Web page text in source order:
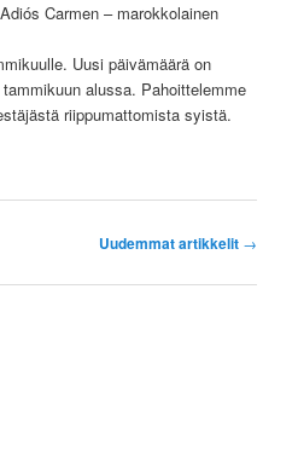
Carmen – marokkolainen
Uusi päivämäärä on
alussa. Pahoittelemme
riippumattomista syistä.
Uudemmat artikkelit →